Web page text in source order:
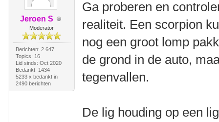
Jeroen S
Moderator
Berichten: 2.647
Topics: 16
Lid sinds: Oct 2020
Bedankt: 1434
5233 x bedankt in
2490 berichten
Ga proberen en
realiteit. Een scorpion
nog een groot lomp
de grond in de auto,
tegenvallen.
De lig houding op een